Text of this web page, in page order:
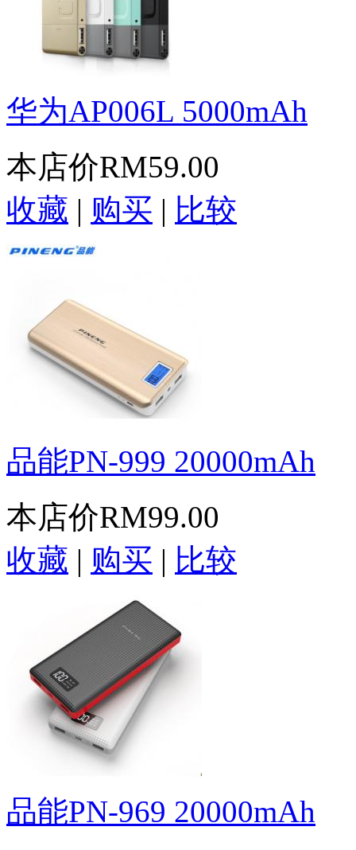
华为AP006L 5000mAh
本店价RM59.00
收藏 | 购买 | 比较
品能PN-999 20000mAh
本店价RM99.00
收藏 | 购买 | 比较
品能PN-969 20000mAh